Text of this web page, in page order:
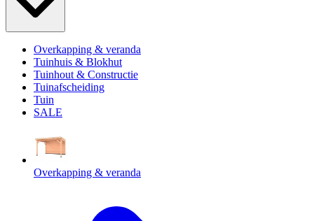
Overkapping & veranda
Tuinhuis & Blokhut
Tuinhout & Constructie
Tuinafscheiding
Tuin
SALE
Overkapping & veranda